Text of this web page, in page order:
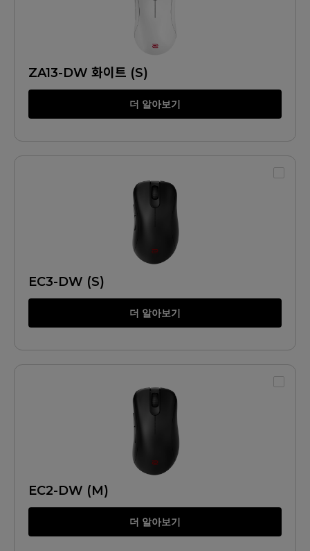
ZA13-DW 화이트 (S)
더 알아보기
EC3-DW (S)
더 알아보기
EC2-DW (M)
더 알아보기